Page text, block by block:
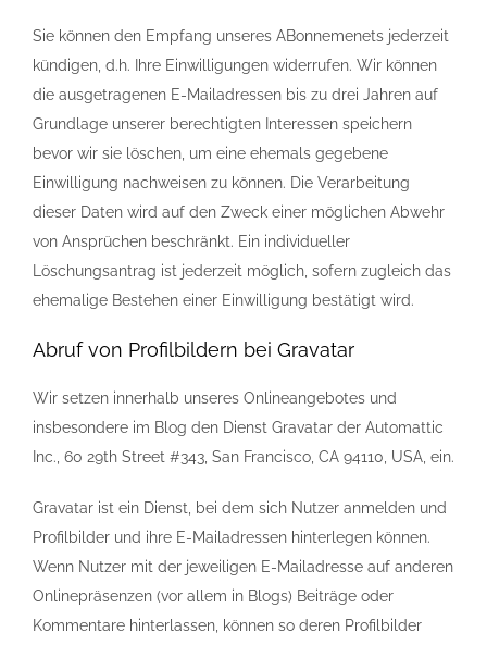
Sie können den Empfang unseres ABonnemenets jederzeit
kündigen, d.h. Ihre Einwilligungen widerrufen. Wir können
die ausgetragenen E-Mailadressen bis zu drei Jahren auf
Grundlage unserer berechtigten Interessen speichern
bevor wir sie löschen, um eine ehemals gegebene
Einwilligung nachweisen zu können. Die Verarbeitung
dieser Daten wird auf den Zweck einer möglichen Abwehr
von Ansprüchen beschränkt. Ein individueller
Löschungsantrag ist jederzeit möglich, sofern zugleich das
ehemalige Bestehen einer Einwilligung bestätigt wird.
Abruf von Profilbildern bei Gravatar
Wir setzen innerhalb unseres Onlineangebotes und
insbesondere im Blog den Dienst Gravatar der Automattic
Inc., 60 29th Street #343, San Francisco, CA 94110, USA, ein.
Gravatar ist ein Dienst, bei dem sich Nutzer anmelden und
Profilbilder und ihre E-Mailadressen hinterlegen können.
Wenn Nutzer mit der jeweiligen E-Mailadresse auf anderen
Onlinepräsenzen (vor allem in Blogs) Beiträge oder
Kommentare hinterlassen, können so deren Profilbilder